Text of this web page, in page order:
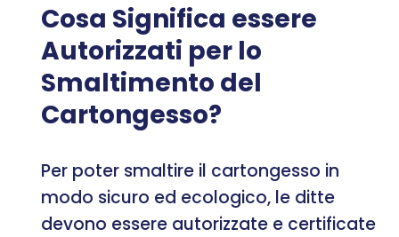
Cosa Significa essere
Autorizzati per lo
Smaltimento del
Cartongesso?
Per poter smaltire il cartongesso in
modo sicuro ed ecologico, le ditte
devono essere autorizzate e certificate